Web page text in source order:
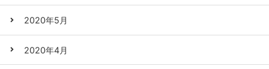
2020年5月
2020年4月